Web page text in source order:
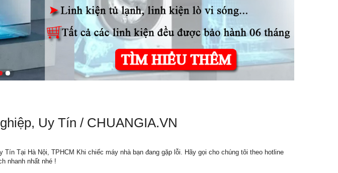
Uy Tín / CHUANGIA.VN
Tại Hà Nội, TPHCM Khi chiếc máy nhà bạn đang gặp lỗi. Hãy gọi cho chúng tôi theo hotline
nhanh nhất nhé !